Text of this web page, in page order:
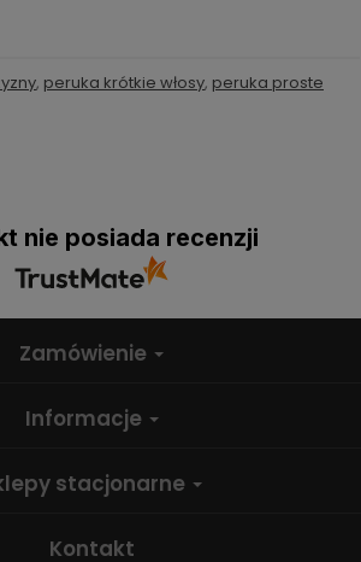
, peruka krótkie włosy, peruka proste
nie posiada recenzji
Zamówienie
Informacje
stacjonarne
Kontakt